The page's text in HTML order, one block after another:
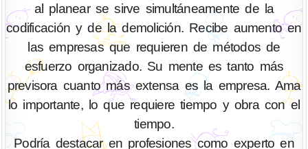
al planear se sirve simultáneamente de la
codificación y de la demolición. Recibe aumento en
las empresas que requieren de métodos de
esfuerzo organizado. Su mente es tanto más
previsora cuanto más extensa es la empresa. Ama
lo importante, lo que requiere tiempo y obra con el
tiempo.
Podría destacar en profesiones como experto en